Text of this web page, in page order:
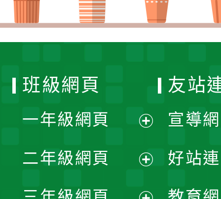
班級網頁
一年級網頁
開
二年級網頁
友站
宣導
好站